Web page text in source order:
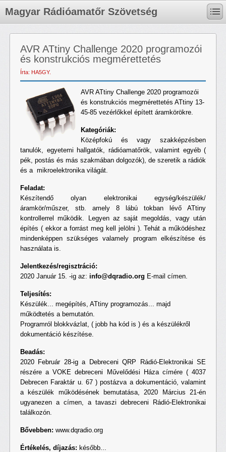
Magyar Rádióamatőr Szövetség
AVR ATtiny Challenge 2020 programozói
és konstrukciós megmérettetés
Írta: HA5GY.
AVR ATtiny Challenge 2020 programozói
és konstrukciós megmérettetés ATtiny 13-
45-85 vezérlőkkel épített áramkörökre.
Kategóriák:
Középfokú és vagy szakképzésben
tanulók, egyetemi hallgatók, rádióamatőrök, valamint egyéb (
pék, postás és más szakmában dolgozók), de szeretik a rádiók
és a mikroelektronika világát.
Feladat:
Készítendő olyan elektronikai egység/készülék/
áramkör/műszer, stb. amely 8 lábú tokban lévő ATtiny
kontrollerrel működik. Legyen az saját megoldás, vagy után
építés ( ekkor a forrást meg kell jelölni ). Tehát a működéshez
mindenképpen szükséges valamely program elkészítése és
használata is.
Jelentkezés/regisztráció:
2020 Január 15. -ig az: info@dqradio.org E-mail címen.
Teljesítés:
Készülék... megépítés, ATtiny programozás... majd
működtetés a bemutatón.
Programról blokkvázlat, ( jobb ha kód is ) és a készülékről
dokumentáció készítése.
Beadás:
2020 Február 28-ig a Debreceni QRP Rádió-Elektronikai SE
részére a VOKE debreceni Művelődési Háza címére ( 4037
Debrecen Faraktár u. 67 ) postázva a dokumentáció, valamint
a készülék működésének bemutatása, 2020 Március 21-én
ugyanezen a címen, a tavaszi debreceni Rádió-Elektronikai
találkozón.
Bővebben: www.dqradio.org
Értékelés, díjazás: később...